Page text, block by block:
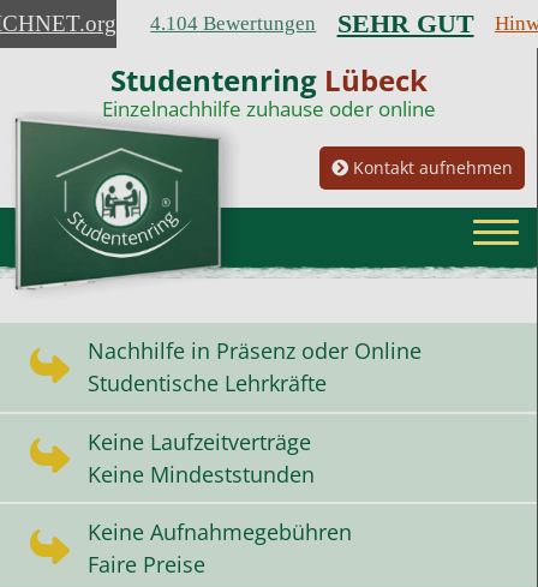
.org 4.104 Bewertungen SEHR GUT
Studentenring Lübeck
Einzelnachhilfe zuhause oder online
Kontakt aufnehmen
Nachhilfe in Präsenz oder Online
Studentische Lehrkräfte
Keine Laufzeitverträge
Keine Mindeststunden
Keine Aufnahmegebühren
Faire Preise